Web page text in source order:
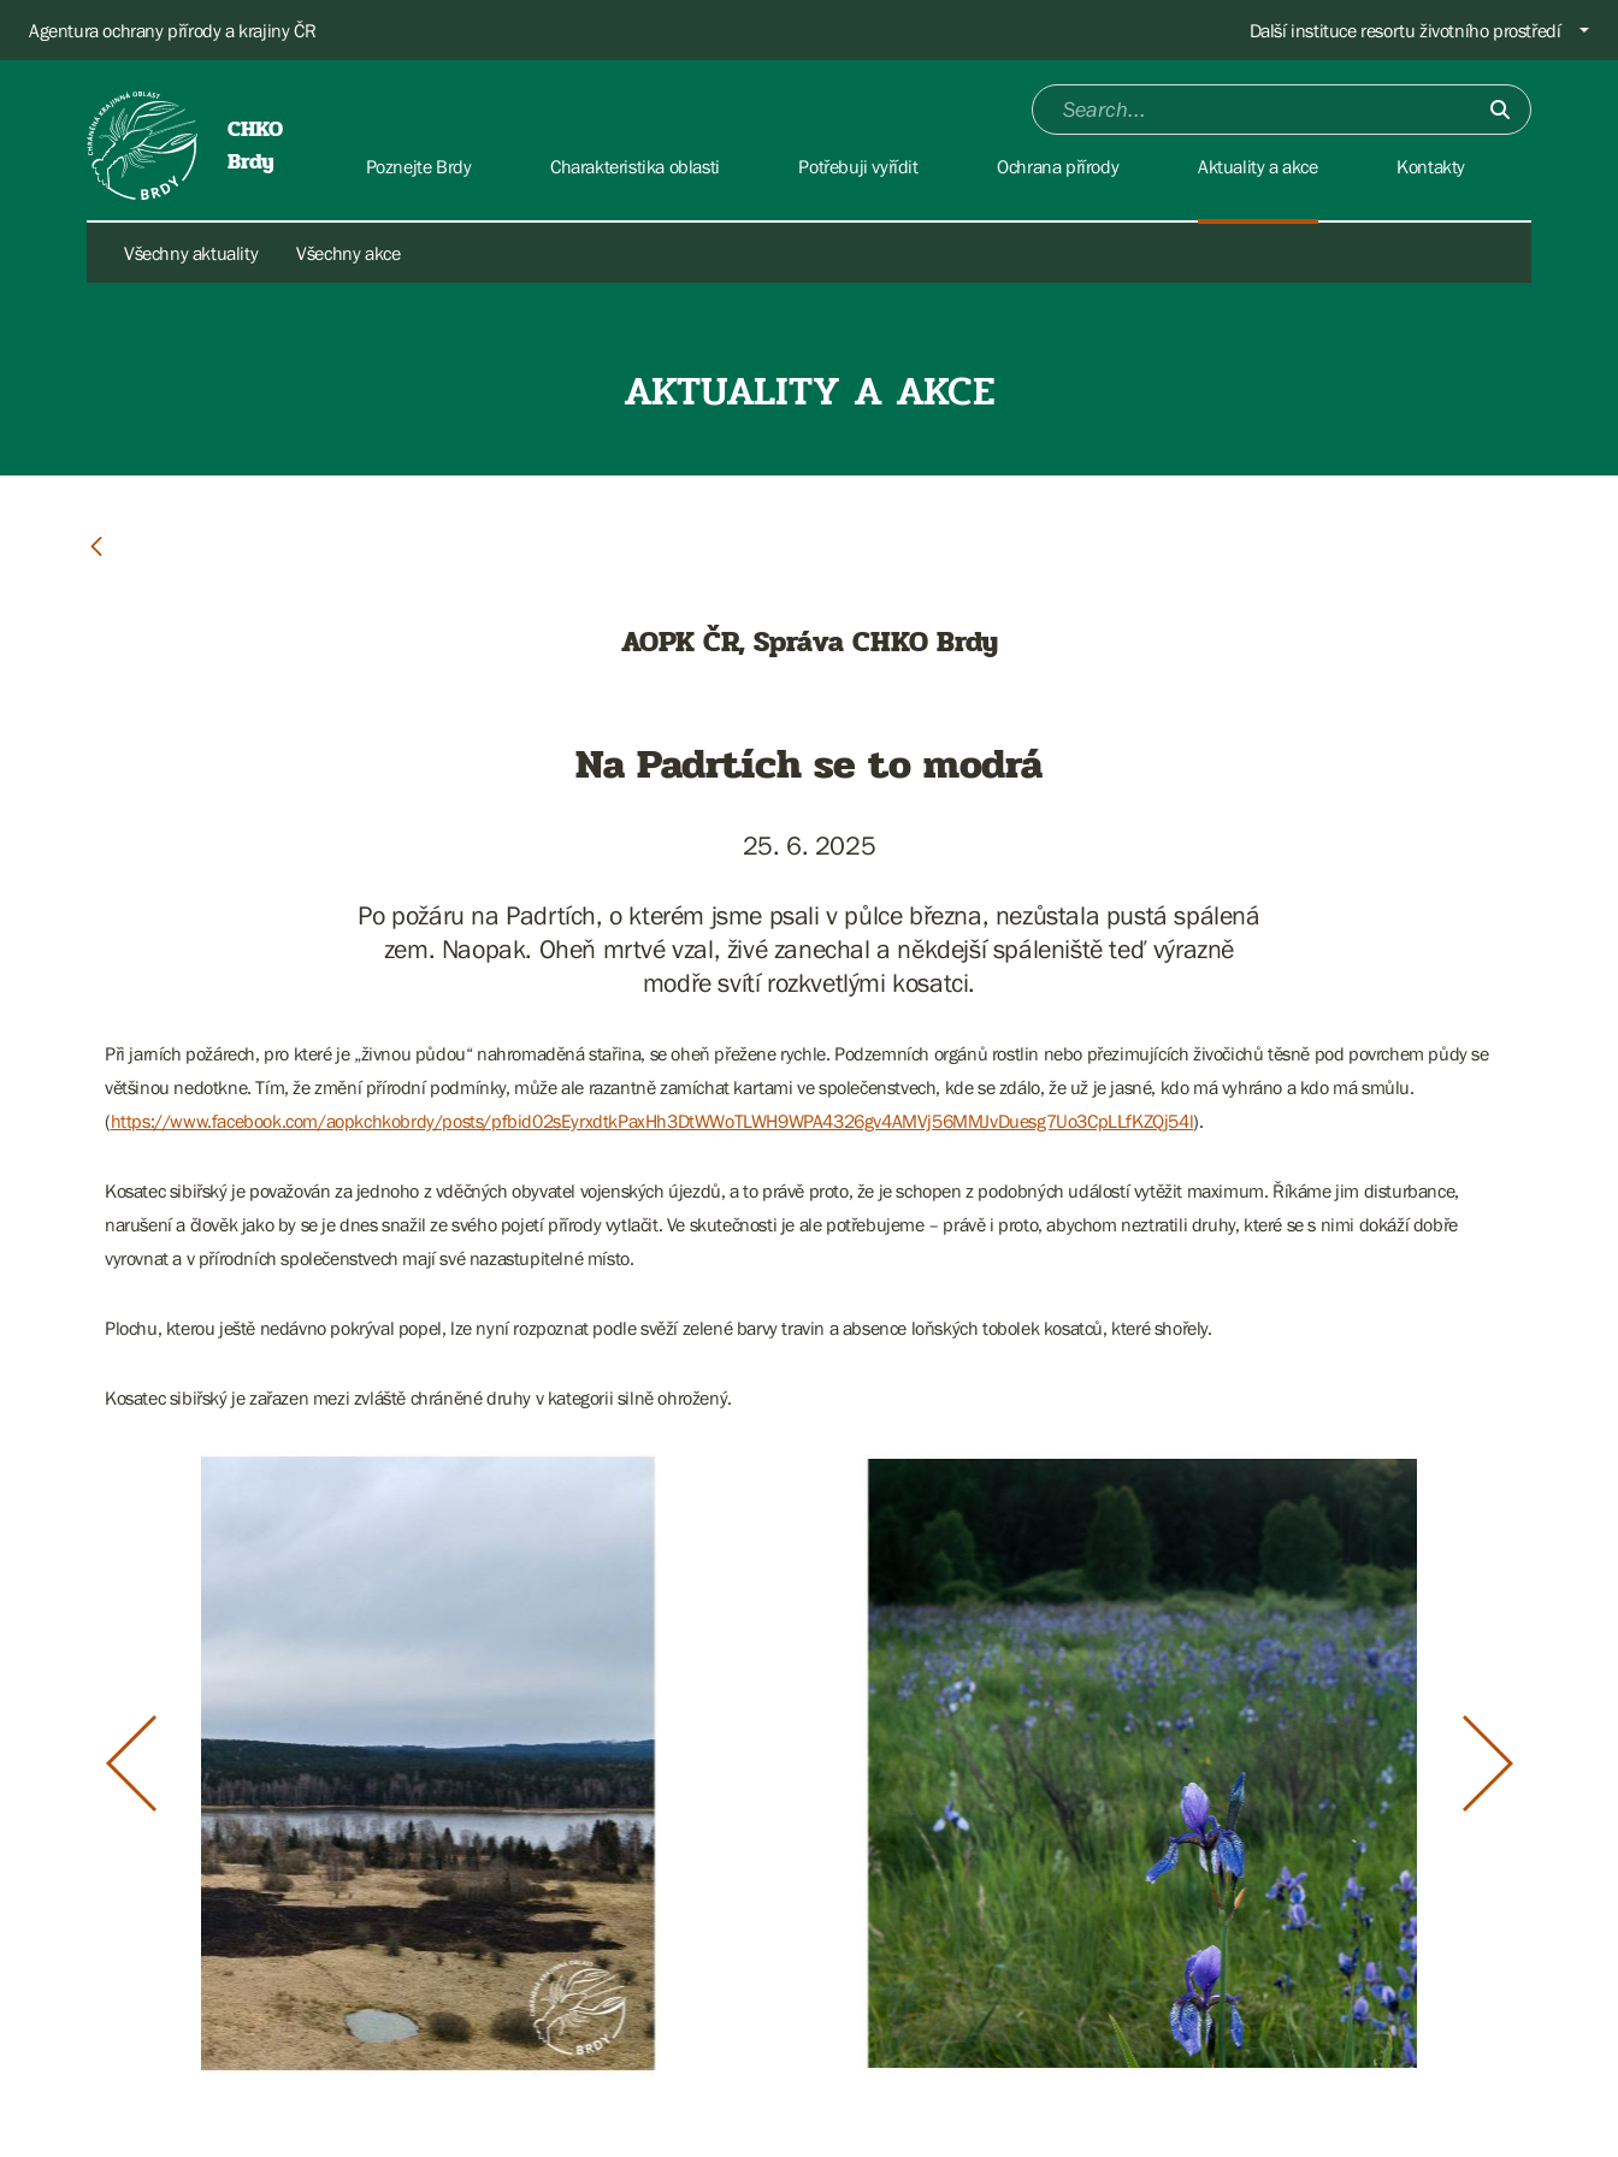
Agentura ochrany přírody a krajiny ČR Další instituce resortu životního prostředí
CHKO
Brdy
Poznejte Brdy Charakteristika oblasti Potřebuji vyřídit Ochrana přírody Aktuality a akce
Všechny aktuality Všechny akce
Kontakty
AKTUALITY A AKCE
AOPK ČR, Správa CHKO Brdy
Na Padrtích se to modrá
25. 6. 2025
Po požáru na Padrtích, o kterém jsme psali v půlce března, nezůstala pustá spálená
zem. Naopak. Oheň mrtvé vzal, živé zanechal a někdejší spáleniště teď výrazně
modře svítí rozkvetlými kosatci.
Při jarních požárech, pro které je „živnou půdou“ nahromaděná stařina, se oheň přežene rychle. Podzemních orgánů rostlin nebo přezimujících živočichů těsně pod povrchem půdy se
většinou nedotkne. Tím, že změní přírodní podmínky, může ale razantně zamíchat kartami ve společenstvech, kde se zdálo, že už je jasné, kdo má vyhráno a kdo má smůlu.
(https://www.facebook.com/aopkchkobrdy/posts/pfbid02sEyrxdtkPaxHh3DtWWoTLWH9WPA4326gv4AMVj56MMJvDuesg7Uo3CpLLfKZQj54l).
Kosatec sibiřský je považován za jednoho z vděčných obyvatel vojenských újezdů, a to právě proto, že je schopen z podobných událostí vytěžit maximum. Říkáme jim disturbance,
narušení a člověk jako by se je dnes snažil ze svého pojetí přírody vytlačit. Ve skutečnosti je ale potřebujeme – právě i proto, abychom neztratili druhy, které se s nimi dokáží dobře
vyrovnat a v přírodních společenstvech mají své nazastupitelné místo.
Plochu, kterou ještě nedávno pokrýval popel, lze nyní rozpoznat podle svěží zelené barvy travin a absence loňských tobolek kosatců, které shořely.
Kosatec sibiřský je zařazen mezi zvláště chráněné druhy v kategorii silně ohrožený.